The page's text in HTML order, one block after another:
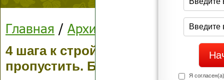
Главная / Архив блога
4 шага к стройной фигуре,
пропустить. Бьем баклуши и
Я